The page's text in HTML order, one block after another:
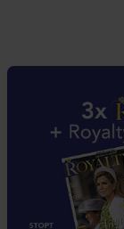
Royalty participeert
dat Royalty
Deze website wordt